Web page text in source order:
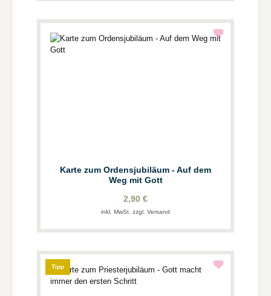
Karte zum Ordensjubiläum - Auf dem
Weg mit Gott
2,90 €
inkl. MwSt. zzgl. Versand
Tipp